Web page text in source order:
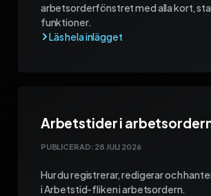
arbetsorderfönstret med alla kort,
funktioner.
Arbetstider i
PUBLICERAD: 28 JULI 2026
Hur du registrerar, redigerar och
i Arbetstid-fliken i arbetsordern.